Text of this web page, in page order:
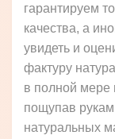
гарантируем
качества, а
увидеть и
фактуру
в полной мере
пощупав
натуральных